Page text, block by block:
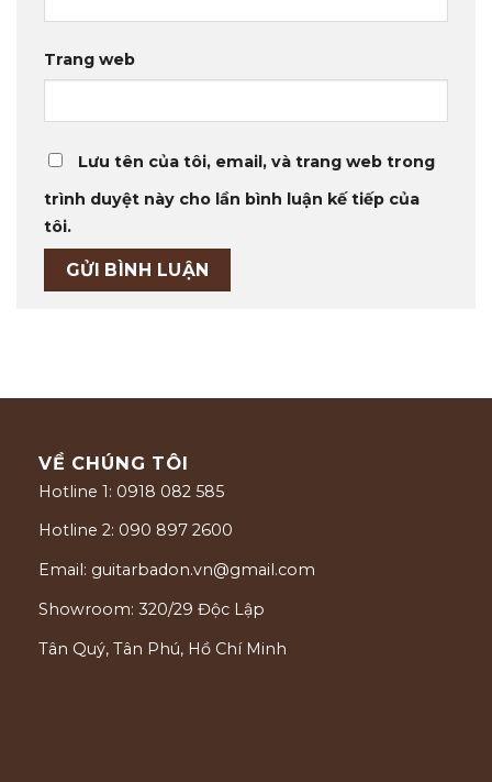
Trang web
Lưu tên của tôi, email, và trang web trong
trình duyệt này cho lần bình luận kế tiếp của
tôi.
VỀ CHÚNG TÔI
Hotline 1: 0918 082 585
Hotline 2: 090 897 2600
Email: guitarbadon.vn@gmail.com
Showroom: 320/29 Độc Lập
Tân Quý, Tân Phú, Hồ Chí Minh